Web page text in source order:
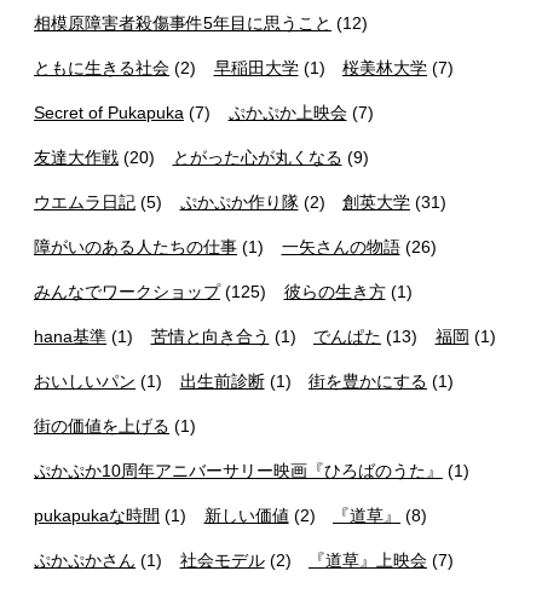
相模原障害者殺傷事件5年目に思うこと (12)
ともに生きる社会 (2) 早稲田大学(1) 桜美林大学 (7)
Secret of Pukapuka (7) ぷかぷか上映会(7)
友達大作戦 (20) とがった心が丸くなる (9)
ウエムラ日記 (5) ぷかぷか作り隊(2) 創英大学 (31)
障がいのある人たちの仕事 (1) 一矢さんの物語(26)
みんなでワークショップ(125) 彼らの生き方(1)
hana基準 (1) 苦情と向き合う (1) でんぱた (13) 福岡 (1)
おいしいパン (1) 出生前診断(1) 街を豊かにする (1)
街の価値を上げる (1)
ぷかぷか10周年アニバーサリー映画『ひろばのうた』 (1)
pukapukaな時間 (1) 新しい価値 (2) 『道草』 (8)
ぷかぷかさん (1) 社会モデル(2) 『道草』上映会 (7)